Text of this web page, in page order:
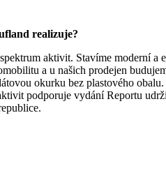
realizuje?
aktivit. Stavíme moderní
a u našich prodejen
okurku bez plastového
podporuje vydání Reportu